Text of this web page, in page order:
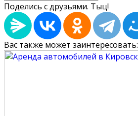
Поделись с друзьями. Тыц!
Вас также может заинтересовать: